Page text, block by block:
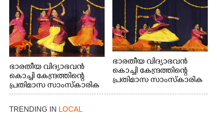
ഭാരതീയ വിദ്യാഭവൻ
കൊച്ചി കേന്ദ്രത്തിന്റെ
പ്രതിമാസ സാംസ്കാരിക
പരിപാടിയുടെ ഭാഗമായി
ടി.ഡി റോഡിലെ ഭാരതീയ
വിദ്യാഭവൻ സർദാർ
ഭാരതീയ വിദ്യാഭവൻ
കൊച്ചി കേന്ദ്രത്തിന്റെ
പ്രതിമാസ സാംസ്കാരിക
TRENDING IN LOCAL